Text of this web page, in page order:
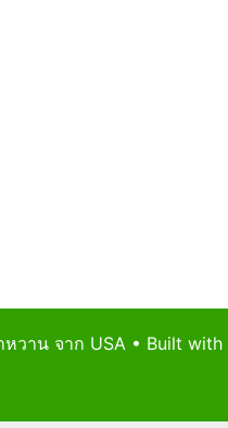
หวาน จาก USA • Built with